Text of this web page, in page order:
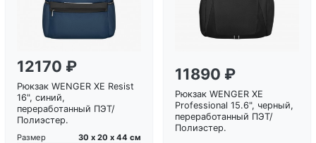
12170 ₽
Рюкзак WENGER XE Resist
16", синий,
переработанный ПЭТ/
Полиэстер.
Размер
30 х 20 х 44 см
11890 ₽
Рюкзак WENGER XE
Professional 15.6", черный,
переработанный ПЭТ/
Полиэстер.